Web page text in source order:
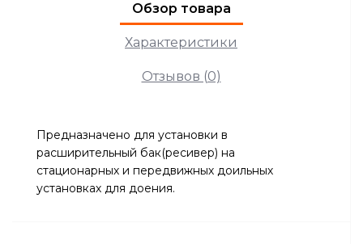
Обзор товара
Характеристики
Отзывов (0)
Предназначено для установки в
расширительный бак(ресивер) на
стационарных и передвижных доильных
установках для доения.